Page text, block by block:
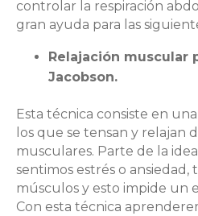
controlar la respiración
gran ayuda para las
Relajación muscular
Jacobson.
Esta técnica consiste en
los que se tensan y relajan
musculares. Parte de la
sentimos estrés o ansiedad,
músculos y esto impide un
Con esta técnica